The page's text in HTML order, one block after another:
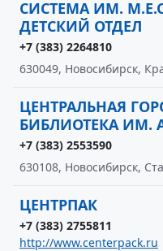
СИСТЕМА ИМ.
ДЕТСКИЙ ОТДЕЛ
+7 (383) 2264810
630049, Новосибирск,
ЦЕНТРАЛЬНАЯ
БИБЛИОТЕКА ИМ.
+7 (383) 2553590
630108, Новосибирск,
ЦЕНТРПАК
+7 (383) 2755811
http://www.centerpack.ru